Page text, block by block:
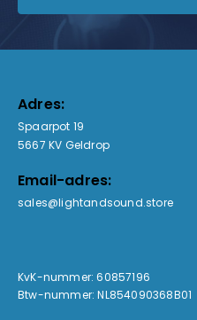
Adres:
Spaarpot 19
5667 KV Geldrop
Email-adres:
sales@lightandsound.store
KvK-nummer: 60857196
Btw-nummer: NL854090368B01